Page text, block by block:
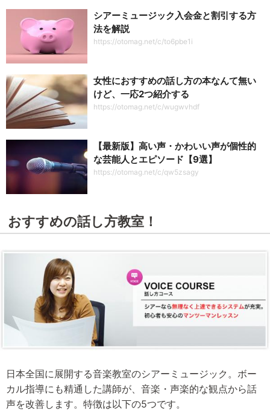
シアーミュージック入会金と割引する方
法を解説
https://otomag.net/c/to6pbe1i
女性におすすめの話し方の本なんて無い
けど、一応2つ紹介する
https://otomag.net/c/wugwvhdf
【最新版】高い声・かわいい声が個性的
な芸能人とエピソード【9選】
https://otomag.net/c/qw5zsagy
おすすめの話し方教室！
日本全国に展開する音楽教室のシアーミュージック。ボー
カル指導にも精通した講師が、音楽・声楽的な観点から話
声を改善します。特徴は以下の5つです。